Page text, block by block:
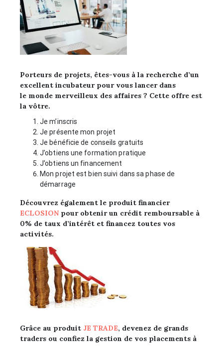
Porteurs de projets, êtes-vous à la recherche d’un
excellent incubateur pour vous lancer dans
le monde merveilleux des affaires ? Cette offre est
la vôtre.
Je m’inscris
Je présente mon projet
Je bénéficie de conseils gratuits
J’obtiens une formation pratique
J’obtiens un financement
Mon projet est bien suivi dans sa phase de
démarrage
Découvrez également le produit financier
ECLOSION pour obtenir un crédit remboursable à
0% de taux d’intérêt et financez toutes vos
activités.
Grâce au produit JE TRADE, devenez de grands
traders ou confiez la gestion de vos placements à